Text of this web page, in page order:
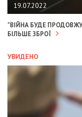
19.07.2022
"ВІЙНА БУДЕ
БІЛЬШЕ ЗБРОЇ
УВИДЕНО